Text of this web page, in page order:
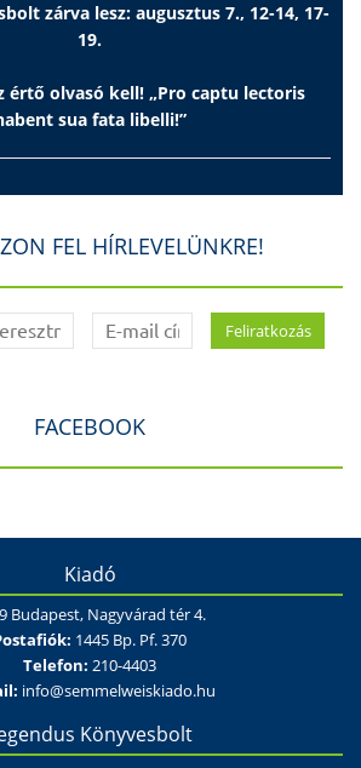
zárva lesz: augusztus 7., 12-14, 17-
19.
értő olvasó kell! „Pro captu lectoris
sua fata libelli!”
FEL HÍRLEVELÜNKRE!
FACEBOOK
Kiadó
Budapest, Nagyvárad tér 4.
1445 Bp. Pf. 370
Telefon: 210-4403
info@semmelweiskiado.hu
Könyvesbolt